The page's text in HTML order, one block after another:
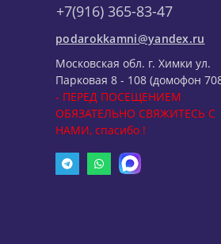
+7(916) 365-83-47
podarokkamni@yandex.ru
Московская обл. г. Химки ул.
Парковая 8 - 108 (домофон
- ПЕРЕД ПОСЕЩЕНИЕМ
ОБЯЗАТЕЛЬНО СВЯЖИТЕСЬ С
НАМИ, спасибо !